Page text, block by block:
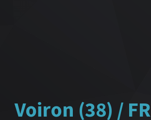
Voiron (38) / FR